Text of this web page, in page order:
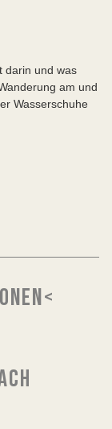
darin und was
am und
Wasserschuhe